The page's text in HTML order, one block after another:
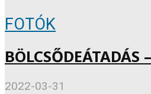
FOTÓK
BÖLCSŐDEÁTADÁS
2022-03-31